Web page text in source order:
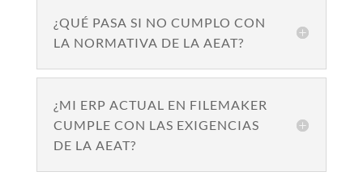
¿QUÉ PASA SI NO CUMPLO CON
LA NORMATIVA DE LA AEAT?
¿MI ERP ACTUAL EN FILEMAKER
CUMPLE CON LAS EXIGENCIAS
DE LA AEAT?